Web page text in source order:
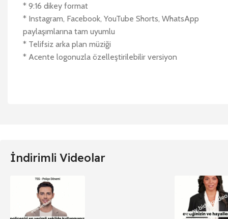
* 9:16 dikey format
* Instagram, Facebook, YouTube Shorts, WhatsApp
paylaşımlarına tam uyumlu
* Telifsiz arka plan müziği
* Acente logonuzla özelleştirilebilir versiyon
İndirimli Videolar